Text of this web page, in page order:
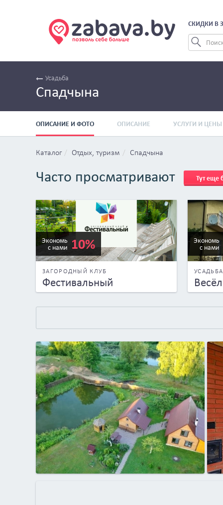
СКИДКИ В
Усадьба
Спадчына
ОПИСАНИЕ И ФОТО ОПИСАНИЕ УСЛУГИ И ЦЕНЫ
Каталог Отдых, туризм Спадчына
Часто просматривают Тут еще
Экономь
с нами 10%
ЗАГОРОДНЫЙ КЛУБ
Фестивальный
Экономь
с нами
УСАДЬБА